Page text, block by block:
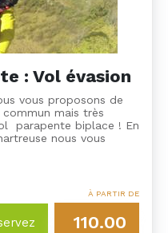
: Vol évasion
vous proposons de
mais très
parapente biplace ! En
nous vous
À PARTIR DE
110.00